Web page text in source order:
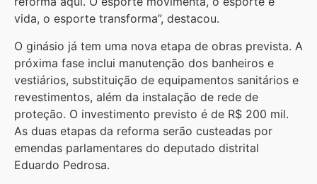
vida, o esporte transforma”, destacou.
O ginásio já tem uma nova etapa de obras prevista. A
próxima fase inclui manutenção dos banheiros e
vestiários, substituição de equipamentos sanitários e
revestimentos, além da instalação de rede de
proteção. O investimento previsto é de R$ 200 mil.
As duas etapas da reforma serão custeadas por
emendas parlamentares do deputado distrital
Eduardo Pedrosa.